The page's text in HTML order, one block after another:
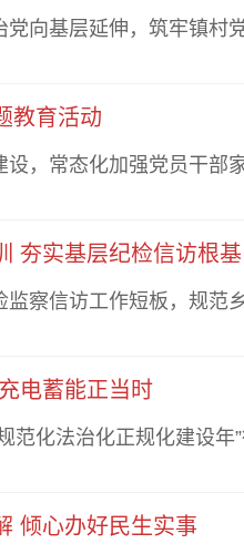
基层延伸，筑牢镇村
教育活动
常态化加强党员干部
夯实基层纪检信访根基
信访工作短板，规范
电蓄能正当时
化法治化正规化建设年”
倾心办好民生实事